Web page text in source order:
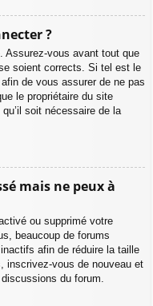
?
Assurez-vous avant tout que
soient corrects. Si tel est le
de vous assurer de ne pas
le propriétaire du site
soit nécessaire de la
mais ne peux à
ou supprimé votre
beaucoup de forums
afin de réduire la taille
inscrivez-vous de nouveau et
du forum.